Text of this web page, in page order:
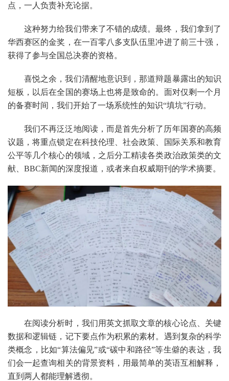
点，一人负责补充论据。
这种努力给我们带来了不错的成绩。最终，我们拿到了
华西赛区的金奖，在一百零八多支队伍里冲进了前三十强，
获得了参与全国总决赛的资格。
喜悦之余，我们清醒地意识到，那道辩题暴露出的知识
短板，以后在全国的赛场上也将是致命的。面对仅剩一个月
的备赛时间，我们开始了一场系统性的知识“填坑”行动。
我们不再泛泛地阅读，而是首先分析了历年国赛的高频
议题，将重点锁定在科技伦理、社会政策、国际关系和教育
公平等几个核心的领域，之后分工精读各类政治政策类的文
献、BBC新闻的深度报道，或者来自权威期刊的学术摘要。
在阅读分析时，我们用英文抓取文章的核心论点、关键
数据和逻辑链，记下要点作为积累的素材。遇到复杂的科学
类概念，比如“算法偏见”或“碳中和路径”等生僻的表达，我
们会一起查询相关的背景资料，用最简单的英语互相解释，
直到两人都能理解透彻。